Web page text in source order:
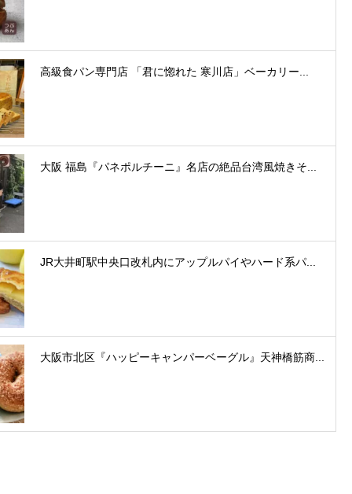
高級食パン専門店 「君に惚れた 寒川店」ベーカリー...
大阪 福島『パネポルチーニ』名店の絶品台湾風焼きそ...
JR大井町駅中央口改札内にアップルパイやハード系パ...
大阪市北区『ハッピーキャンパーベーグル』天神橋筋商...